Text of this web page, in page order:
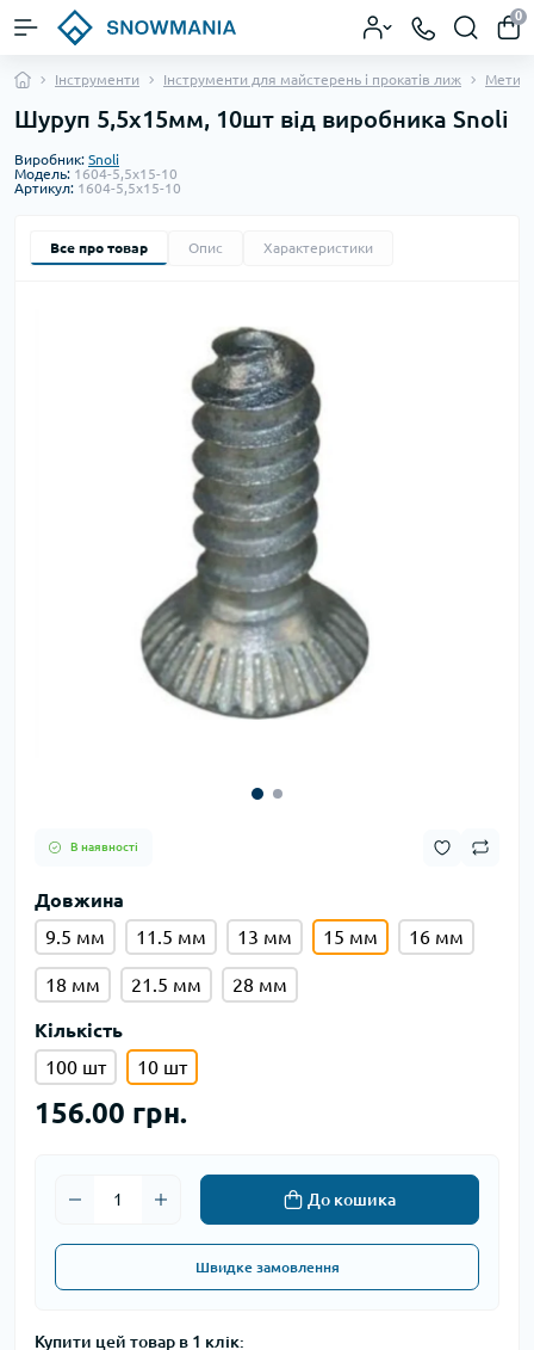
0
Інструменти Інструменти для майстерень і прокатів лиж
Шуруп 5,5х15мм, 10шт від виробника Snoli
Виробник: Snoli
Модель: 1604-5,5x15-10
Артикул: 1604-5,5x15-10
Все про товар Опис Характеристики
В наявності
Довжина
9.5 мм
11.5 мм 13 мм 15 мм 16 мм
18 мм 21.5 мм 28 мм
Кількість
100 шт
10 шт
156.00 грн.
До кошика
Швидке замовлення
Купити цей товар в 1 клік: